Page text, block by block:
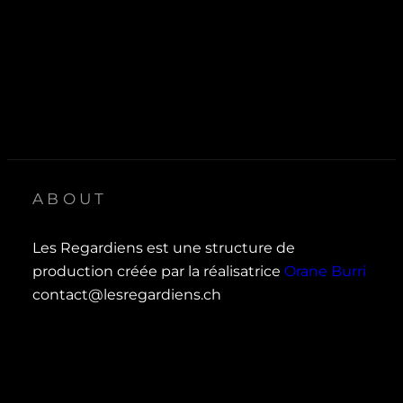
ABOUT
Les Regardiens est une structure de
production créée par la réalisatrice Orane Burri
contact@lesregardiens.ch